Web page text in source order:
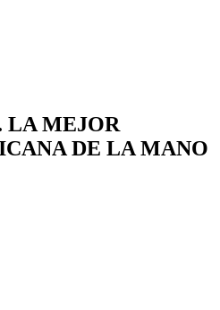
LA MEJOR
DE LA MANO